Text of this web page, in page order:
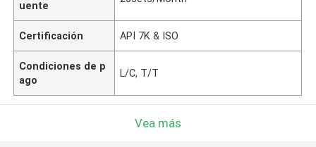
uente
Certificación API 7K & ISO
Condiciones de p
ago
L/C, T/T
Vea más